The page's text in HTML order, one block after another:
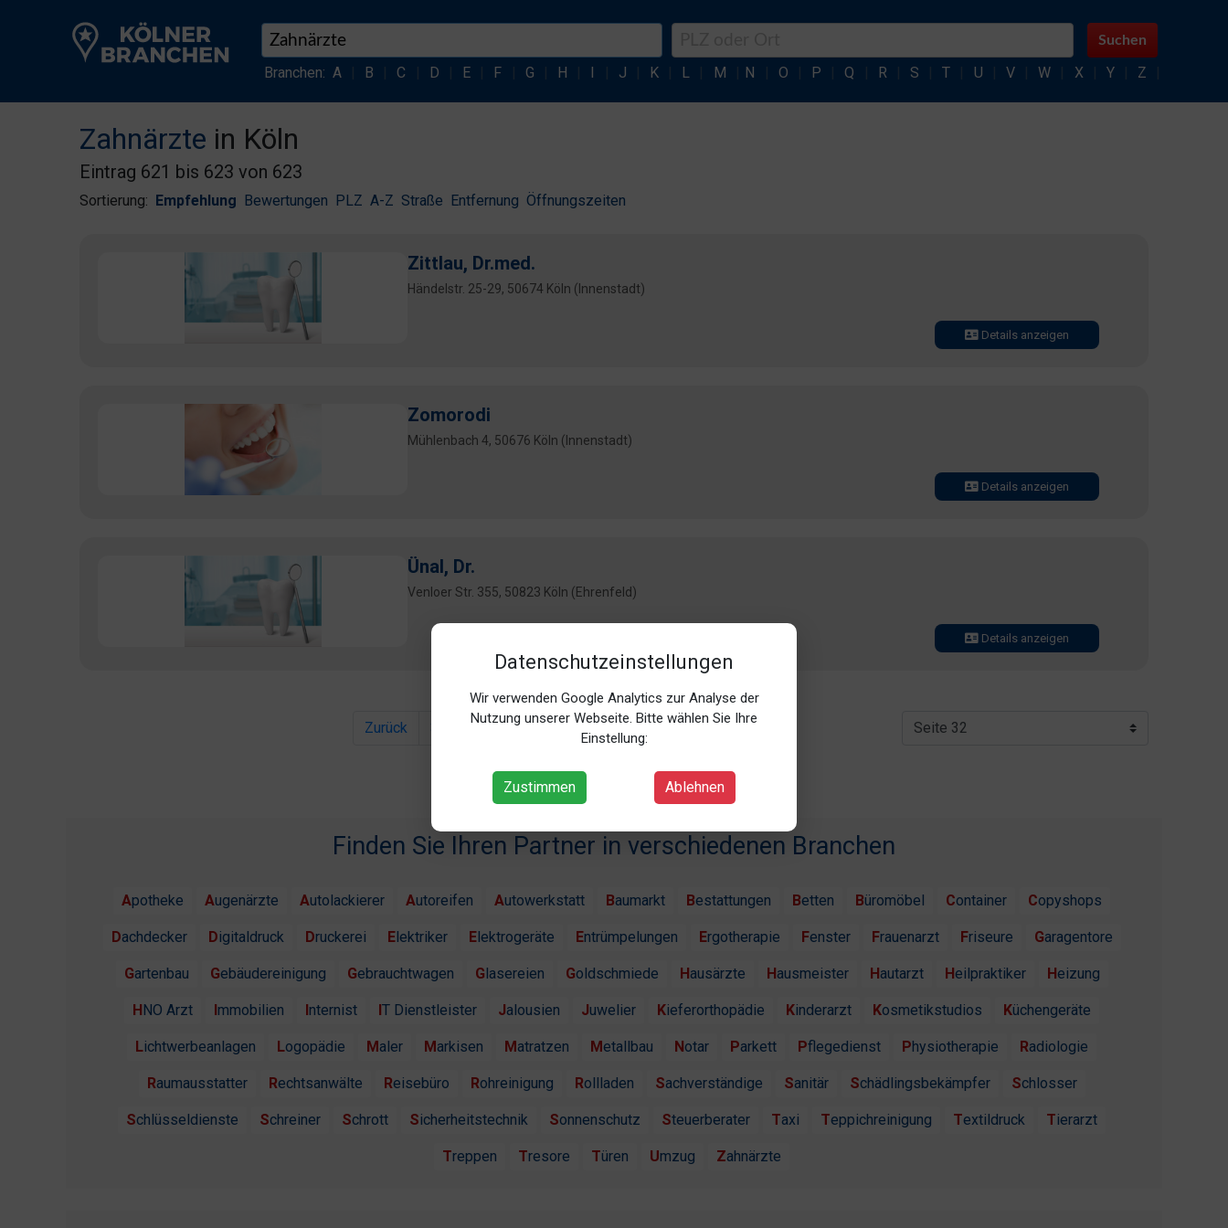
Datenschutzeinstellungen
Wir verwenden Google Analytics zur Analyse der
Nutzung unserer Webseite. Bitte wählen Sie Ihre
Einstellung:
Zustimmen Ablehnen
Suchen
Branchen: A B C D E F G H I J K L M N O P Q R S T U V W X Y Z
Zahnärzte in Köln
Eintrag 621 bis 623 von 623
Sortierung: Empfehlung Bewertungen PLZ A-Z Straße Entfernung Öffnungszeiten
Zittlau, Dr.med.
Händelstr. 25-29, 50674 Köln (Innenstadt)
Details anzeigen
Zomorodi
Mühlenbach 4, 50676 Köln (Innenstadt)
Details anzeigen
Ünal, Dr.
Venloer Str. 355, 50823 Köln (Ehrenfeld)
Details anzeigen
Zurück 31 32 Weiter
Finden Sie Ihren Partner in verschiedenen Branchen
Apotheke Augenärzte Autolackierer Autoreifen Autowerkstatt Baumarkt Bestattungen Betten Büromöbel Container Copyshops
Dachdecker Digitaldruck Druckerei Elektriker Elektrogeräte Entrümpelungen Ergotherapie Fenster Frauenarzt Friseure Garagentore
Gartenbau Gebäudereinigung Gebrauchtwagen Glasereien Goldschmiede Hausärzte Hausmeister Hautarzt Heilpraktiker Heizung
HNO Arzt Immobilien Internist IT Dienstleister Jalousien Juwelier Kieferorthopädie Kinderarzt Kosmetikstudios Küchengeräte
Lichtwerbeanlagen Logopädie Maler Markisen Matratzen Metallbau Notar Parkett Pflegedienst Physiotherapie Radiologie
Raumausstatter Rechtsanwälte Reisebüro Rohreinigung Rollladen Sachverständige Sanitär Schädlingsbekämpfer Schlosser
Schlüsseldienste Schreiner Schrott Sicherheitstechnik Sonnenschutz Steuerberater Taxi Teppichreinigung Textildruck Tierarzt
Treppen Tresore Türen Umzug Zahnärzte